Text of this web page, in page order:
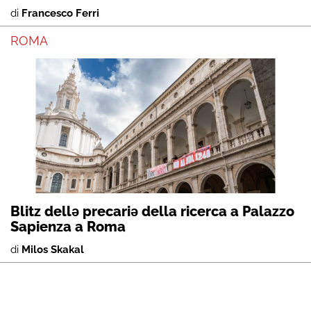
di Francesco Ferri
ROMA
Blitz dellə precariə della ricerca a Palazzo
Sapienza a Roma
di Milos Skakal